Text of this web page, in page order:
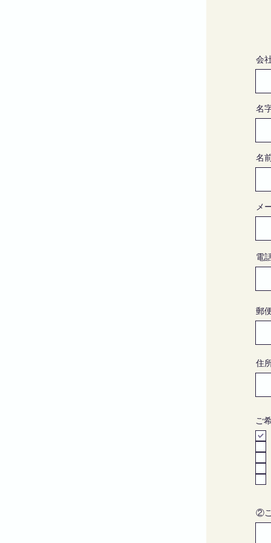
会
名
名
メ
電
郵
住
ご
②